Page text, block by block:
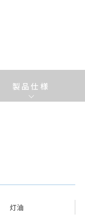
製品仕様
灯油